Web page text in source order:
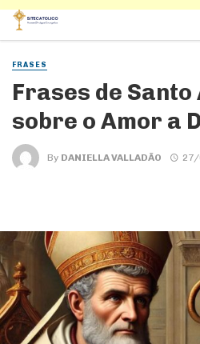
FRASES
Frases de
sobre o Amor a
By DANIELLA VALLADÃO